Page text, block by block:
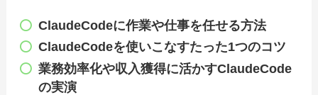
ClaudeCodeに作業や仕事を任せる方法
ClaudeCodeを使いこなすたった1つのコツ
業務効率化や収入獲得に活かすClaudeCode
の実演